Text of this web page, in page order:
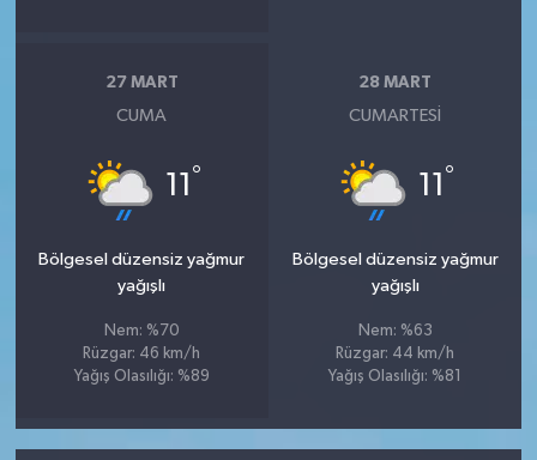
27 MART
CUMA
11 °
Bölgesel düzensiz yağmur
yağışlı
Nem: %70
Rüzgar: 46 km/h
Yağış Olasılığı: %89
28 MART
CUMARTESI
11 °
Bölgesel düzensiz yağmur
yağışlı
Nem: %63
Rüzgar: 44 km/h
Yağış Olasılığı: %81